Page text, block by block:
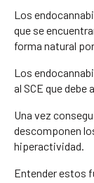
Los
que se
forma natural
Los
al SCE que debe
Una vez
descomponen
hiperactividad.
Entender estos